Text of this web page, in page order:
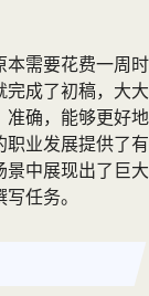
本需要花费一周时
完成了初稿，大大
准确，能够更好地
职业发展提供了有
景中展现出了巨大
任务。